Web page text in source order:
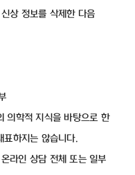
상 정보를 삭제한 다음
의학적 지식을 바탕으로 한
표하지는 않습니다.
라인 상담 전체 또는 일부